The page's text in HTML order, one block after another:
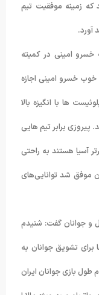
که زمینه موفقیت تیم
آورد.
امینی در کمیته
خسرو امینی اجازه
ها با انگیزه بالا
برابر تیم هایی
آسیا هستند به راحتی
شد توانایی‌های
و جوانان گفت: شنیدم
تشویق جوانان به
بازی جوانان ایران